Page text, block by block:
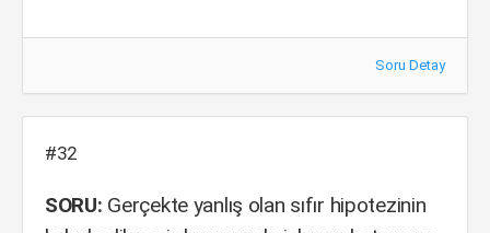
Soru Detay
#32
SORU: Gerçekte yanlış olan sıfır hipotezinin